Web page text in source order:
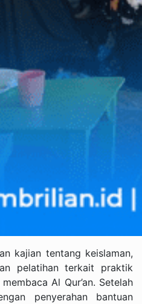
kajian tentang keislaman,
pelatihan terkait praktik
Al Qur’an. Setelah
penyerahan bantuan